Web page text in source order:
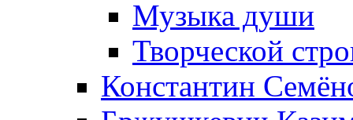
Музыка души
Творческой
Константин